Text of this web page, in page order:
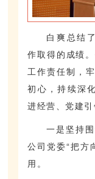
白爽总结
作取得的成绩
工作责任制，
初心，持续深
进经营、党建引
一是坚持
公司党委“把方
用。